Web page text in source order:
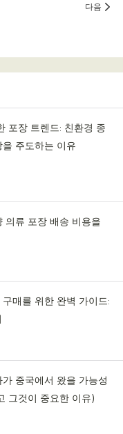
다음
포장 트렌드: 친환경 종
주도하는 이유
의류 포장 배송 비용을
매를 위한 완벽 가이드:
중국에서 왔을 가능성
그것이 중요한 이유)